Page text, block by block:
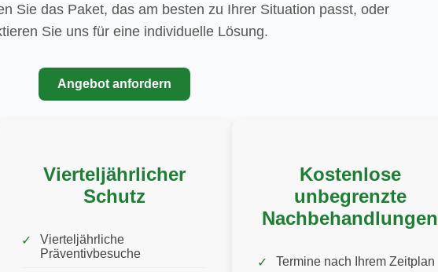
Sie das Paket, das am besten zu Ihrer Situation passt, oder
Sie uns für eine individuelle Lösung.
Angebot anfordern
Vierteljährlicher
Schutz
Vierteljährliche
Präventivbesuche
Kostenlose
unbegrenzte
Nachbehandlungen
Termine nach Ihrem Zeitplan